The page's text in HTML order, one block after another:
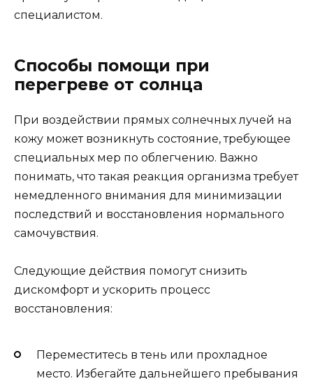
специалистом.
Способы помощи при
перегреве от солнца
При воздействии прямых солнечных лучей на
кожу может возникнуть состояние, требующее
специальных мер по облегчению. Важно
понимать, что такая реакция организма требует
немедленного внимания для минимизации
последствий и восстановления нормального
самочувствия.
Следующие действия помогут снизить
дискомфорт и ускорить процесс
восстановления:
Переместитесь в тень или прохладное
место. Избегайте дальнейшего пребывания